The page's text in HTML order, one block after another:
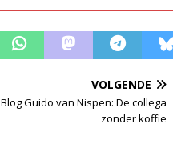
VOLGENDE
Blog Guido van Nispen: De collega
zonder koffie